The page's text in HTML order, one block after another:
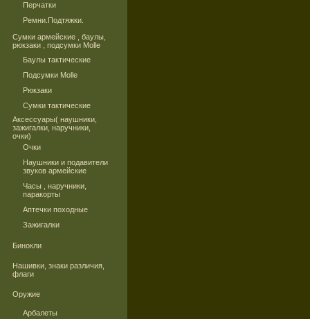
Перчатки
Ремни.Подтяжки.
Сумки армейские , баулы,
рюкзаки , подсумки Molle
Баулы тактические
Подсумки Molle
Рюкзаки
Сумки тактические
Аксессуары( наушники,
зажигалки, наручники,
очки)
Очки
Наушники и подавители
звуков армейские
Часы , наручники,
паракорты
Аптечки походные
Зажигалки
Бинокли
Нашивки, знаки различия,
флаги
Оружие
Арбалеты